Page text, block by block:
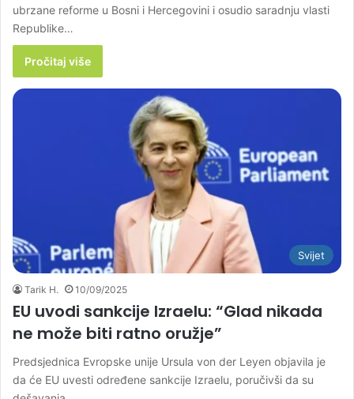
ubrzane reforme u Bosni i Hercegovini i osudio saradnju vlasti
Republike…
Pročitaj više
Svijet
Tarik H. 10/09/2025
EU uvodi sankcije Izraelu: “Glad nikada
ne može biti ratno oružje”
Predsjednica Evropske unije Ursula von der Leyen objavila je
da će EU uvesti određene sankcije Izraelu, poručivši da su